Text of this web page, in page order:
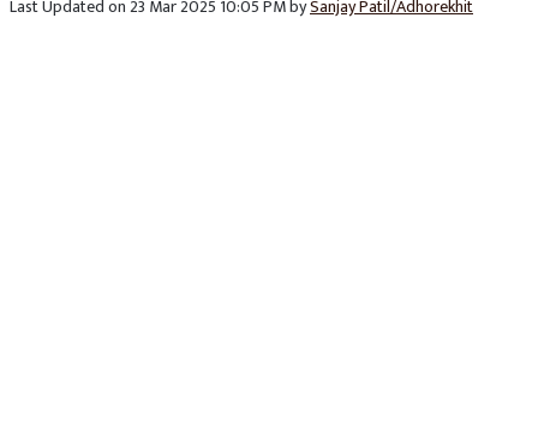
Last Updated on 23 Mar 2025 10:05 PM bySanjay Patil/Adhorekhit